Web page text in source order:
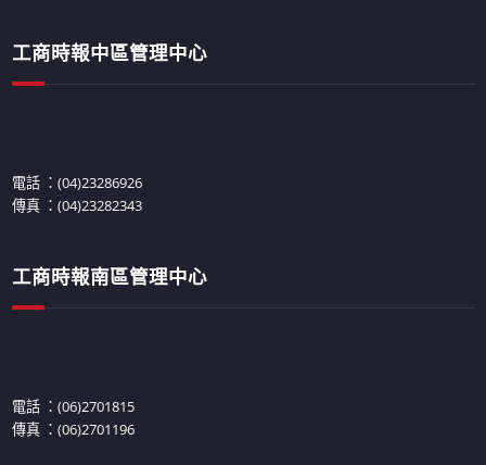
工商時報中區管理中心
電話 ：(04)23286926
傳真 ：(04)23282343
工商時報南區管理中心
電話 ：(06)2701815
傳真 ：(06)2701196